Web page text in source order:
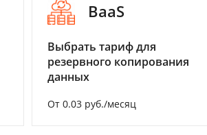
BaaS
Выбрать тариф для
резервного копирования
данных
От 0.03 руб./месяц